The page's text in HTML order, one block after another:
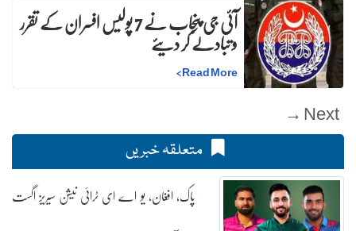
آئی جی پنجاب نے 7 پولیس افسران کے تقرر و تبادلے کر دیئے
Read More
>
Next →
متعلقہ خبریں
پاک، افغان، یو اے ای ٹرائی نیشن سیریز اگست